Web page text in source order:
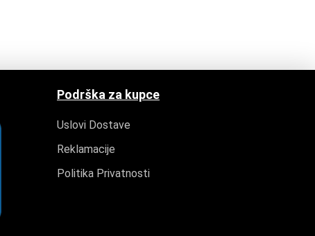
Podrška za kupce
Uslovi Dostave
Reklamacije
Politika Privatnosti